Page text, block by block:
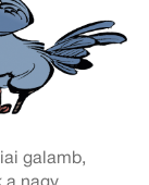
galamb,